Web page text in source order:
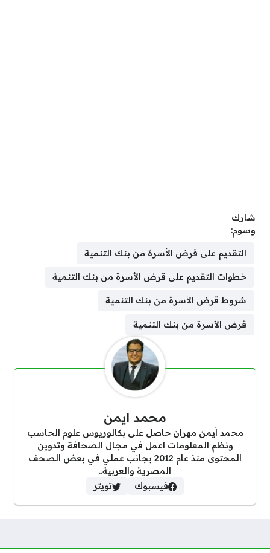
شارك
وسوم:
التقديم على قرض الأسرة من بنك التنمية
خطوات التقديم على قرض الأسرة من بنك التنمية
شروط قرض الأسرة من بنك التنمية
قرض الأسرة من بنك التنمية
محمد ايمن
محمد أيمن مهران حاصل على بكالوريوس علوم الحاسب
ونظم المعلومات اعمل في مجال الصحافة وتدوين
المحتوى منذ عام 2012 بجانب عملي في بعض الصحف
المصرية والعربية..
فيسبوك
تويتر